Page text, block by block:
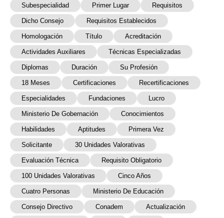
Subespecialidad Primer Lugar Requisitos
Dicho Consejo Requisitos Establecidos
Homologación Título Acreditación
Actividades Auxiliares Técnicas Especializadas
Diplomas Duración Su Profesión
18 Meses Certificaciones Recertificaciones
Especialidades Fundaciones Lucro
Ministerio De Gobernación Conocimientos
Habilidades Aptitudes Primera Vez
Solicitante 30 Unidades Valorativas
Evaluación Técnica Requisito Obligatorio
100 Unidades Valorativas Cinco Años
Cuatro Personas Ministerio De Educación
Consejo Directivo Conadem Actualización